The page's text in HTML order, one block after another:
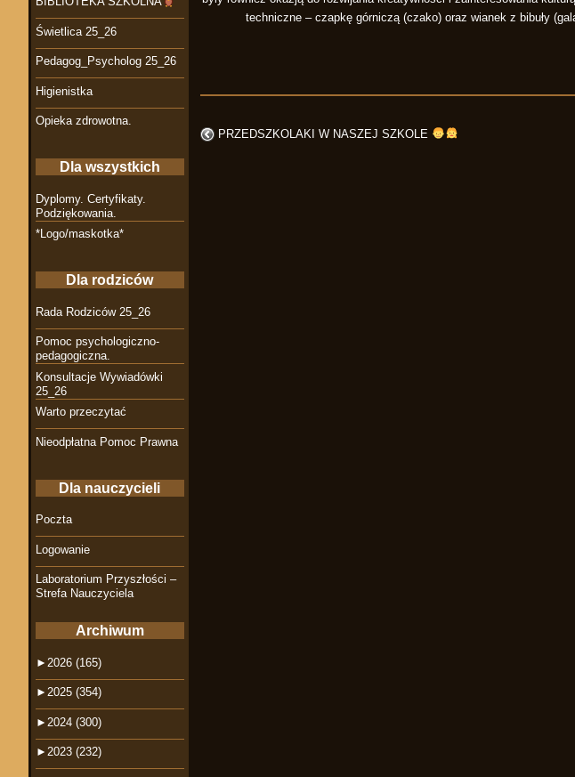
techniczne – czapkę górniczą (czako) oraz wianek z bibuły
PRZEDSZKOLAKI W NASZEJ SZKOLE
Świetlica 25_26
Pedagog_Psycholog 25_26
Higienistka
Opieka zdrowotna.
Dla wszystkich
Dyplomy. Certyfikaty.
Podziękowania.
*Logo/maskotka*
Dla rodziców
Rada Rodziców 25_26
Pomoc psychologiczno-
pedagogiczna.
Konsultacje Wywiadówki
25_26
Warto przeczytać
Nieodpłatna Pomoc Prawna
Dla nauczycieli
Poczta
Logowanie
Laboratorium Przyszłości –
Strefa Nauczyciela
Archiwum
► 2026 (165)
► 2025 (354)
► 2024 (300)
► 2023 (232)